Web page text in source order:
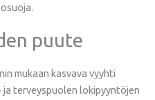
puute
mukaan kasvava vyyhti
terveyspuolen lokipyyntöjen